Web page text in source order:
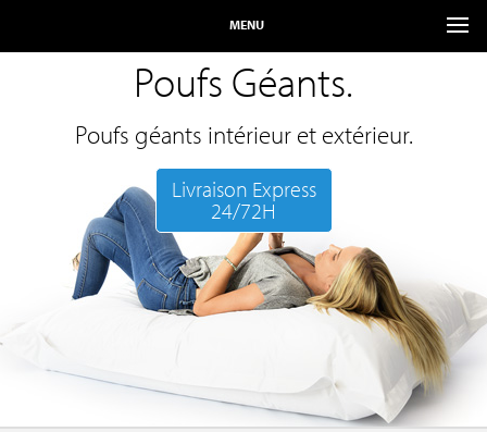
MENU
Poufs Géants.
Poufs géants intérieur et extérieur.
Livraison Express
24/72H